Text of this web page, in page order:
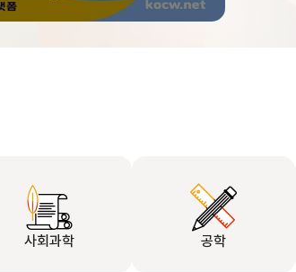
사회과학 공학